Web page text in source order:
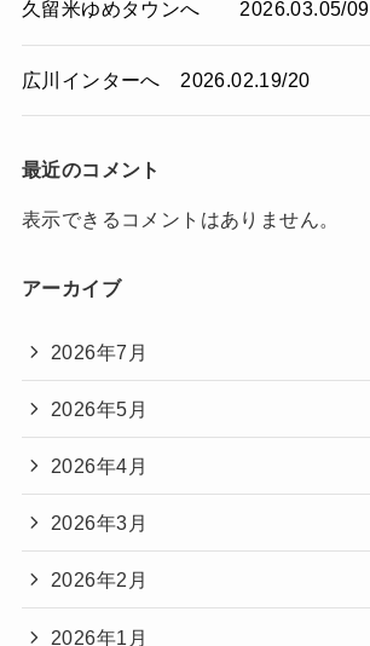
久留米ゆめタウンへ 2026.03.05/09
広川インターへ 2026.02.19/20
最近のコメント
表示できるコメントはありません。
アーカイブ
2026年7月
2026年5月
2026年4月
2026年3月
2026年2月
2026年1月